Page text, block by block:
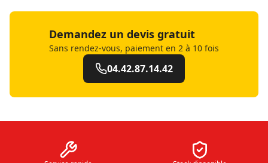
Demandez un devis gratuit
Sans rendez-vous, paiement en 2 à 10 fois
04.42.87.14.42